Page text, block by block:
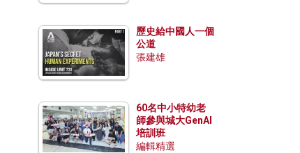
歷史給中國人一個
公道
張建雄
60名中小特幼老
師參與城大GenAI
培訓班
編輯精選